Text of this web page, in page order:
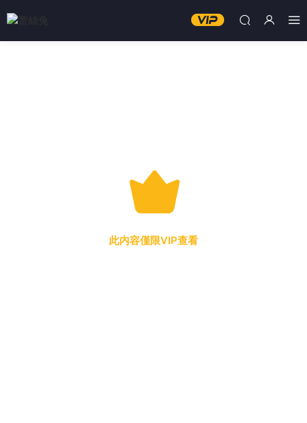
此内容僅限VIP查看